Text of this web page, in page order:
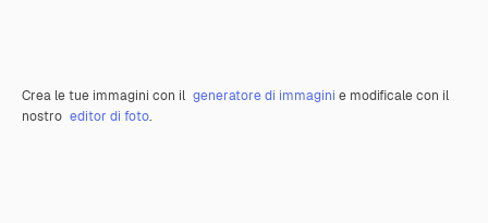
Crea le tue immagini con il generatore di immagini e modificale con il
nostro editor di foto.